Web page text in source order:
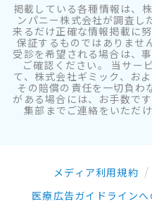
掲載している各種情報は、
ンパニー株式会社が調査し
来るだけ正確な情報掲載に
保証するものではありませ
受診を希望される場合は、
ご確認ください。 当サー
て、株式会社ギミック、お
その賠償の責任を一切負わ
がある場合には、お手数で
集部までご連絡をいただ
メディア利用規約
医療広告ガイドライン